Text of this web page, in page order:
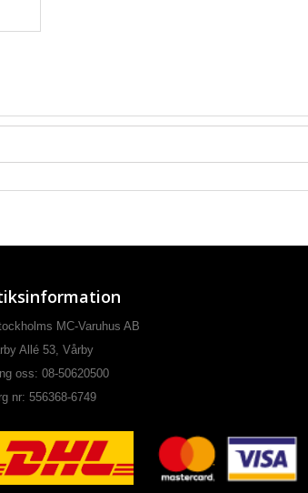
MC-Varuhus AB
Allé 53, Vårby
oss: 08-50620500
nr: 556368-6749